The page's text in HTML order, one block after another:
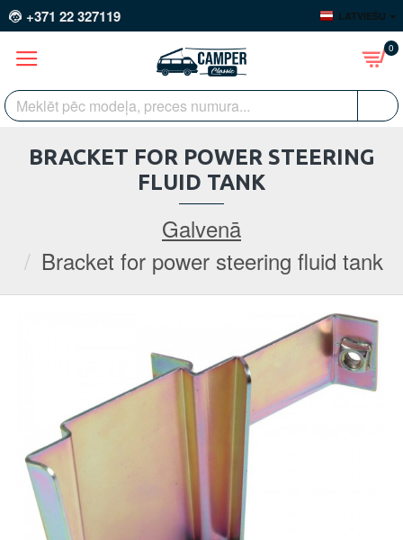
+371 22 327119 LATVIEŠU
0
Galvenā
Bracket for power steering fluid tank
BRACKET FOR POWER STEERING
FLUID TANK